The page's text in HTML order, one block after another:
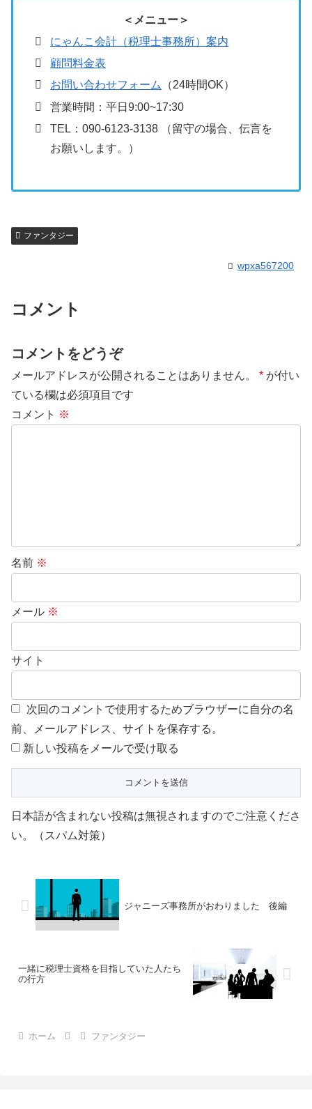
＜メニュー＞
にゃんこ会計（税理士事務所）案内
顧問料金表
お問い合わせフォーム
（24時間OK）
営業時間：平日9:00~17:30
TEL：090-6123-3138 （留守の場合、伝言を
お願いします。）
ファンタジー
wpxa567200
コメント
コメントをどうぞ
メールアドレスが公開されることはありません。 * が付い
ている欄は必須項目です
コメント ※
名前 ※
メール ※
サイト
次回のコメントで使用するためブラウザーに自分の名
前、メールアドレス、サイトを保存する。
新しい投稿をメールで受け取る
日本語が含まれない投稿は無視されますのでご注意くださ
い。（スパム対策）
ジャニーズ事務所がおわりました 後編
一緒に税理士資格を目指していた人たち
の行方
ホーム ファンタジー